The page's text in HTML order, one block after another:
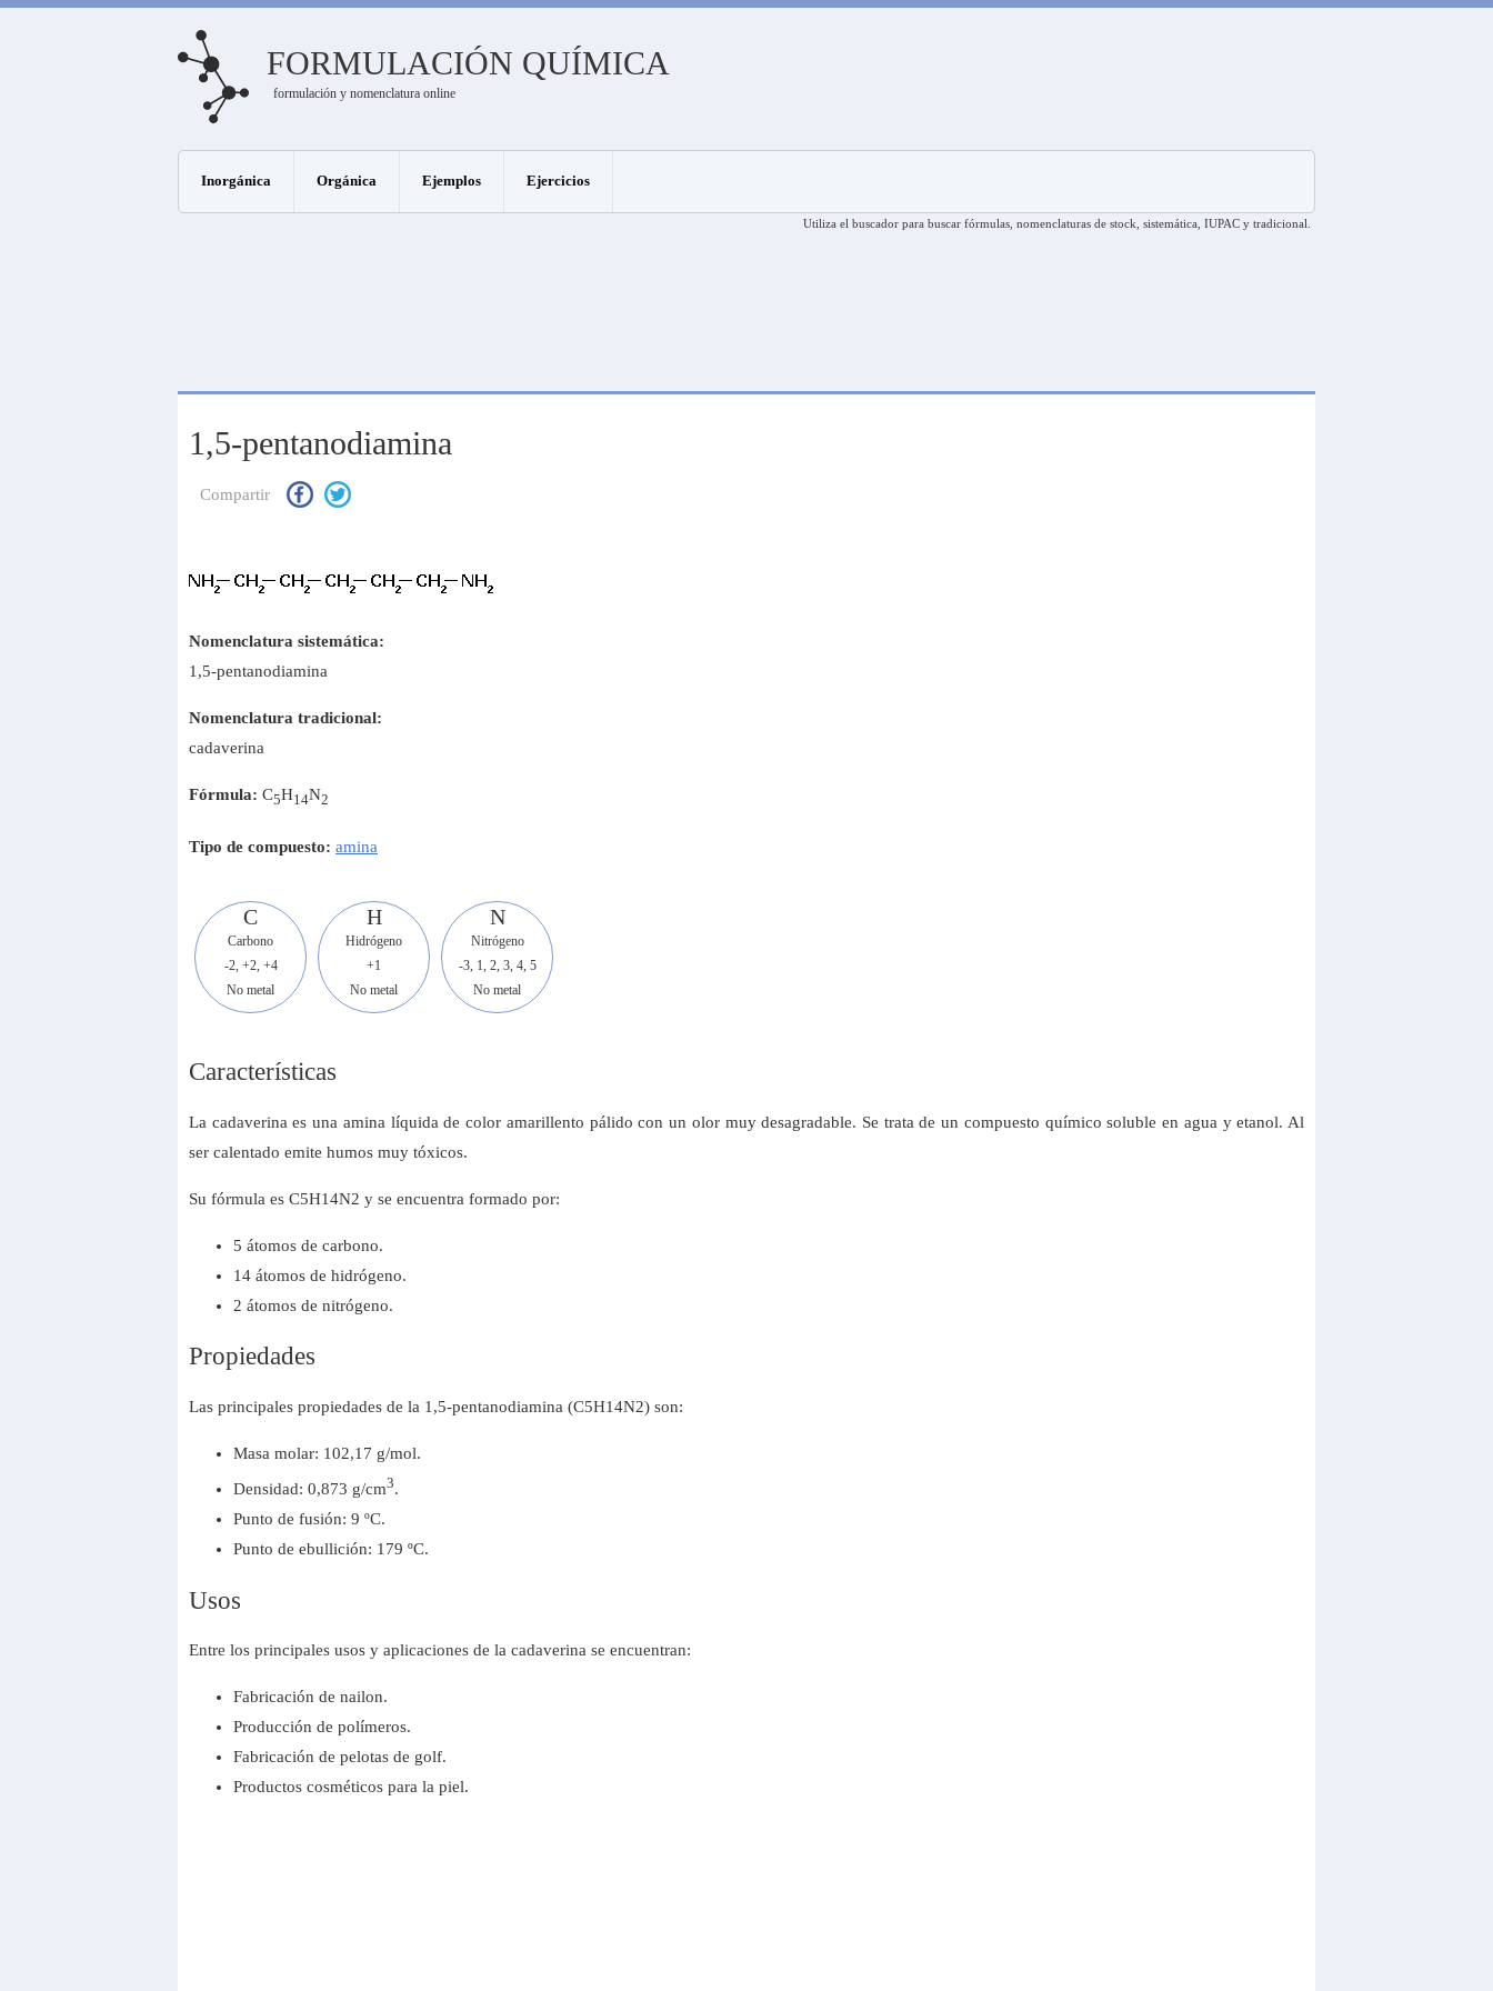
FORMULACIÓN QUÍMICA
formulación y nomenclatura online
Inorgánica Orgánica Ejemplos Ejercicios
Utiliza el buscador para buscar fórmulas, nomenclaturas de stock, sistemática, IUPAC y tradicional.
1,5-pentanodiamina
Compartir
Nomenclatura sistemática:
1,5-pentanodiamina
Nomenclatura tradicional:
cadaverina
Fórmula: C5H14N2
Tipo de compuesto: amina
C
Carbono
-2, +2, +4
No metal
H
Hidrógeno
+1
No metal
N
Nitrógeno
-3, 1, 2, 3, 4, 5
No metal
Características
La cadaverina es una amina líquida de color amarillento pálido con un olor muy desagradable. Se trata de un compuesto químico soluble en agua y etanol. Al
ser calentado emite humos muy tóxicos.
Su fórmula es C5H14N2 y se encuentra formado por:
5 átomos de carbono.
14 átomos de hidrógeno.
2 átomos de nitrógeno.
Propiedades
Las principales propiedades de la 1,5-pentanodiamina (C5H14N2) son:
Masa molar: 102,17 g/mol.
Densidad: 0,873 g/cm3.
Punto de fusión: 9 ºC.
Punto de ebullición: 179 ºC.
Usos
Entre los principales usos y aplicaciones de la cadaverina se encuentran:
Fabricación de nailon.
Producción de polímeros.
Fabricación de pelotas de golf.
Productos cosméticos para la piel.